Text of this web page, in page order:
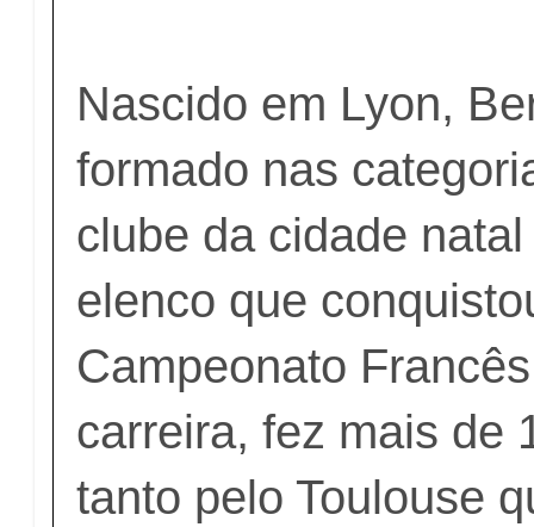
Nascido em Lyon,
formado nas
clube da cidade
elenco que
Campeonato
carreira, fez mais de
tanto pelo Toulouse